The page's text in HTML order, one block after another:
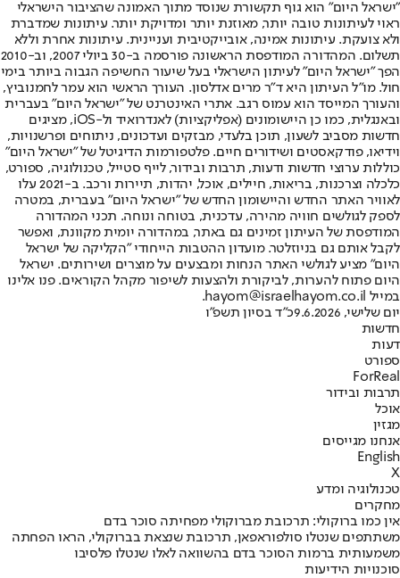
"ישראל היום" הוא גוף תקשורת שנוסד מתוך האמונה שהציבור הישראלי
ראוי לעיתונות טובה יותר, מאוזנת יותר ומדויקת יותר. עיתונות שמדברת
ולא צועקת. עיתונות אמינה, אובייקטיבית ועניינית. עיתונות אחרת וללא
תשלום. המהדורה המודפסת הראשונה פורסמה ב-30 ביולי 2007, וב-2010
הפך "ישראל היום" לעיתון הישראלי בעל שיעור החשיפה הגבוה ביותר בימי
חול. מו"ל העיתון היא ד"ר מרים אדלסון. העורך הראשי הוא עמר לחמנוביץ,
והעורך המייסד הוא עמוס רגב. אתרי האינטרנט של "ישראל היום" בעברית
ובאנגלית, כמו כן היישומונים (אפליקציות) לאנדרואיד ול-iOS, מציגים
חדשות מסביב לשעון, תוכן בלעדי, מבזקים ועדכונים, ניתוחים ופרשנויות,
וידיאו, פודקאסטים ושידורים חיים. פלטפורמות הדיגיטל של "ישראל היום"
כוללות ערוצי חדשות ודעות, תרבות ובידור, לייף סטייל, טכנולוגיה, ספורט,
כלכלה וצרכנות, בריאות, חיילים, אוכל, יהדות, תיירות ורכב. ב-2021 עלו
לאוויר האתר החדש והיישומון החדש של "ישראל היום" בעברית, במטרה
לספק לגולשים חוויה מהירה, עדכנית, בטוחה ונוחה. תכני המהדורה
המודפסת של העיתון זמינים גם באתר, במהדורה יומית מקוונת, ואפשר
לקבל אותם גם בניוזלטר. מועדון ההטבות הייחודי "הקליקה של ישראל
היום" מציע לגולשי האתר הנחות ומבצעים על מוצרים ושירותים. ישראל
היום פתוח להערות, לביקורת ולהצעות לשיפור מקהל הקוראים. פנו אלינו
במייל hayom@israelhayom.co.il.
יום שלישי, 9.6.2026
כ"ד בסיון תשפ"ו
חדשות
דעות
ספורט
ForReal
תרבות ובידור
אוכל
מגזין
אנחנו מגייסים
English
X
טכנולוגיה ומדע
מחקרים
אין כמו ברוקולי: תרכובת מברוקולי מפחיתה סוכר בדם
משתתפים שנטלו סולפוראפאן, תרכובת שנצאת בברוקולי, הראו הפחתה
משמעותית ברמות הסוכר בדם בהשוואה לאלו שנטלו פלסיבו
סוכנויות הידיעות